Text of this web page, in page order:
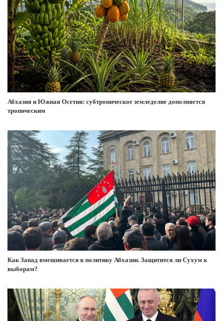
Абхазия и Южная Осетия: субтропическое земледелие дополняется
тропическим
Как Запад вмешивается в политику Абхазии. Защитится ли Сухум к
выборам?